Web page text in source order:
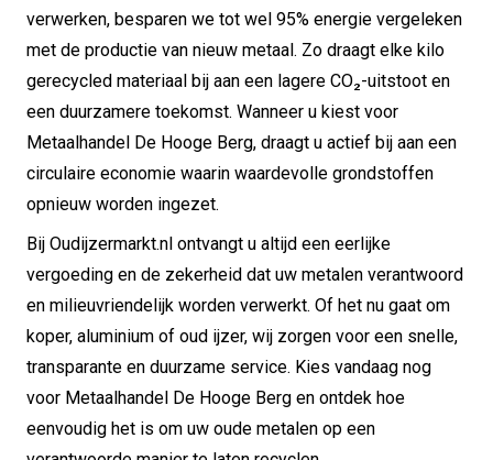
verwerken, besparen we tot wel 95% energie vergeleken
met de productie van nieuw metaal. Zo draagt elke kilo
gerecycled materiaal bij aan een lagere CO₂-uitstoot en
een duurzamere toekomst. Wanneer u kiest voor
Metaalhandel De Hooge Berg, draagt u actief bij aan een
circulaire economie waarin waardevolle grondstoffen
opnieuw worden ingezet.
Bij Oudijzermarkt.nl ontvangt u altijd een eerlijke
vergoeding en de zekerheid dat uw metalen verantwoord
en milieuvriendelijk worden verwerkt. Of het nu gaat om
koper, aluminium of oud ijzer, wij zorgen voor een snelle,
transparante en duurzame service. Kies vandaag nog
voor Metaalhandel De Hooge Berg en ontdek hoe
eenvoudig het is om uw oude metalen op een